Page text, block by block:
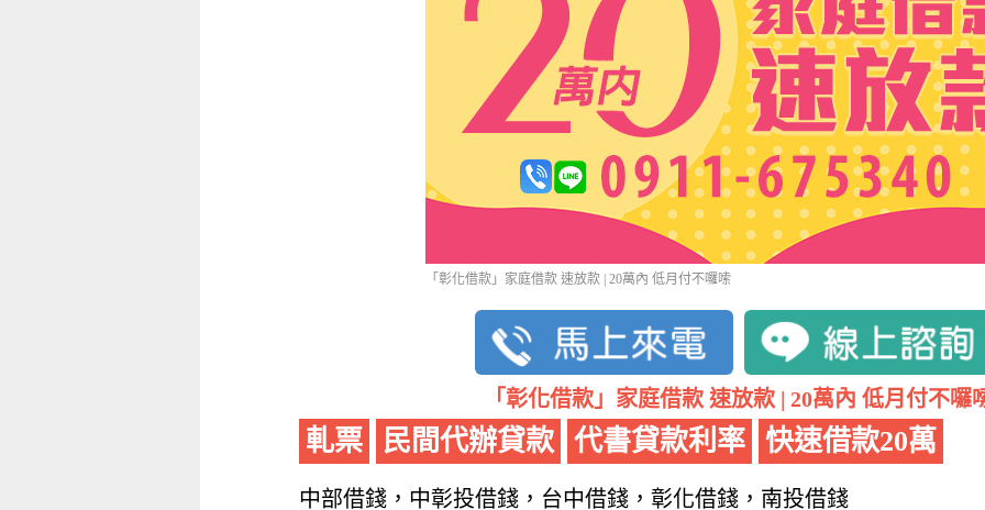
「彰化借款」家庭借款 速放款 | 20萬內 低月付不囉嗦
「彰化借款」家庭借款 速放款 | 20萬內 低月付不囉
軋票 民間代辦貸款 代書貸款利率 快速借款20萬
中部借錢，中彰投借錢，台中借錢，彰化借錢，南投借錢